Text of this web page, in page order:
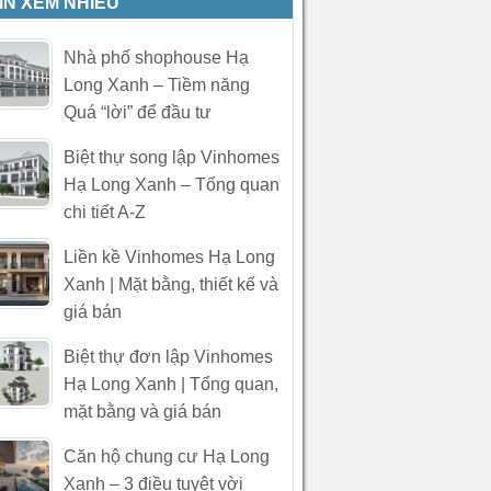
Nhà phố shophouse Hạ
Long Xanh – Tiềm năng
Quá “lời” để đầu tư
Biệt thự song lập Vinhomes
Hạ Long Xanh – Tổng quan
chi tiết A-Z
Liền kề Vinhomes Hạ Long
Xanh | Mặt bằng, thiết kế và
giá bán
Biệt thự đơn lập Vinhomes
Hạ Long Xanh | Tổng quan,
mặt bằng và giá bán
Căn hộ chung cư Hạ Long
Xanh – 3 điều tuyệt vời